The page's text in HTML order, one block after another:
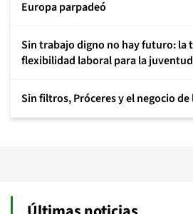
Europa parpadeó
Sin trabajo digno no hay futuro: la
flexibilidad laboral para la juventud
Sin filtros, Próceres y el negocio de